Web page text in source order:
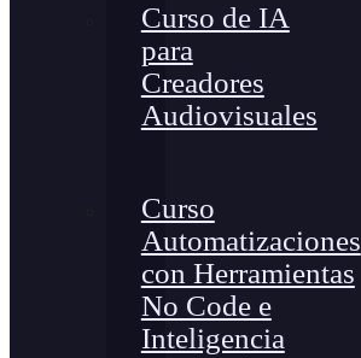
Curso de IA
para
Creadores
Audiovisuales
Curso
Automatizaciones
con Herramientas
No Code e
Inteligencia